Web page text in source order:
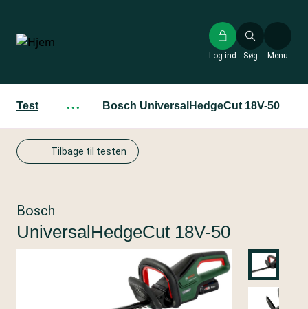
hovedindhold
Søg
Log ind Menu
Test ··· Bosch UniversalHedgeCut 18V-50
Tilbage til testen
Bosch
UniversalHedgeCut 18V-50